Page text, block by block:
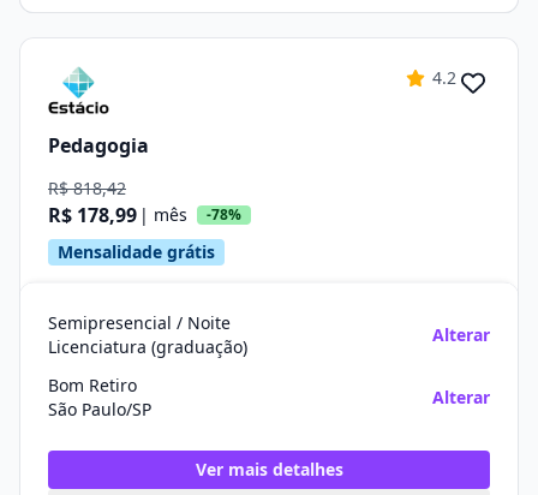
4.2
Pedagogia
R$ 818,42
R$ 178,99 | mês -78%
Mensalidade grátis
Semipresencial / Noite
Licenciatura (graduação)
Alterar
Bom Retiro
São Paulo/SP
Alterar
Ver mais detalhes